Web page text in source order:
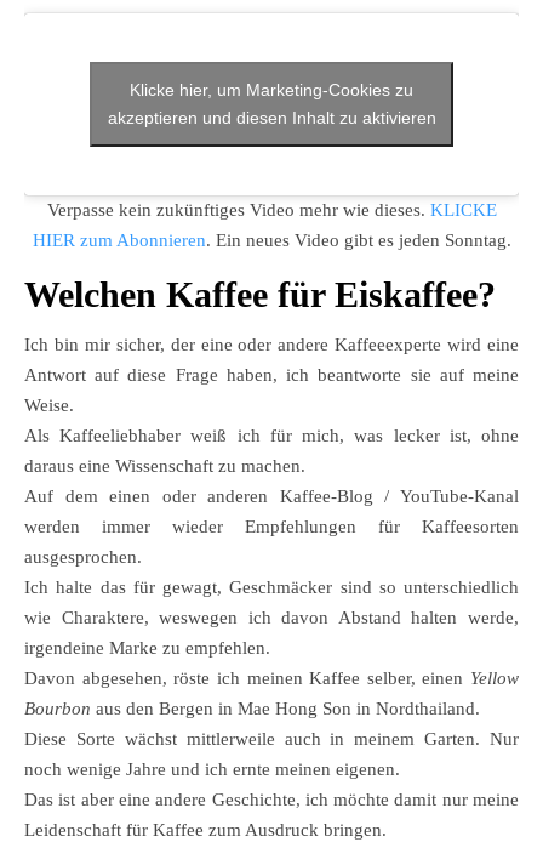
Klicke hier, um Marketing-Cookies zu
akzeptieren und diesen Inhalt zu aktivieren
Verpasse kein zukünftiges Video mehr wie dieses. KLICKE
HIER zum Abonnieren. Ein neues Video gibt es jeden Sonntag.
Welchen Kaffee für Eiskaffee?
Ich bin mir sicher, der eine oder andere Kaffeeexperte wird eine
Antwort auf diese Frage haben, ich beantworte sie auf meine
Weise.
Als Kaffeeliebhaber weiß ich für mich, was lecker ist, ohne
daraus eine Wissenschaft zu machen.
Auf dem einen oder anderen Kaffee-Blog / YouTube-Kanal
werden immer wieder Empfehlungen für Kaffeesorten
ausgesprochen.
Ich halte das für gewagt, Geschmäcker sind so unterschiedlich
wie Charaktere, weswegen ich davon Abstand halten werde,
irgendeine Marke zu empfehlen.
Davon abgesehen, röste ich meinen Kaffee selber, einen Yellow
Bourbon aus den Bergen in Mae Hong Son in Nordthailand.
Diese Sorte wächst mittlerweile auch in meinem Garten. Nur
noch wenige Jahre und ich ernte meinen eigenen.
Das ist aber eine andere Geschichte, ich möchte damit nur meine
Leidenschaft für Kaffee zum Ausdruck bringen.